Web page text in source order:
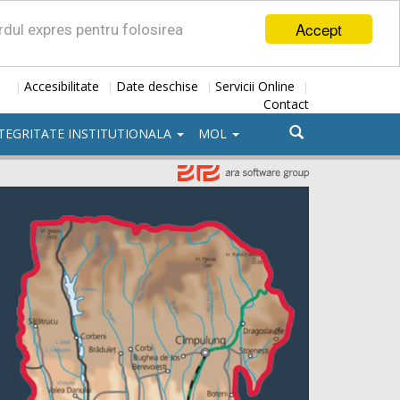
Accept
expres pentru folosirea
| Accesibilitate | Date deschise | Servicii Online |
Contact
INSTITUTIONALA MOL